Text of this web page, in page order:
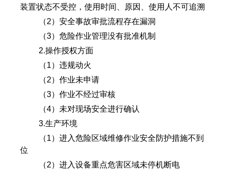
装置状态不受控，使用时间、原因、使用人不可追溯
（2）安全事故审批流程存在漏洞
（3）危险作业管理没有批准机制
2.操作授权方面
（1）违规动火
（2）作业未申请
（3）作业不经过审核
（4）未对现场安全进行确认
3.生产环境
（1）进入危险区域维修作业安全防护措施不到
位
（2）进入设备重点危害区域未停机断电